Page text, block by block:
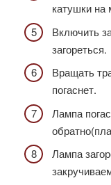
катушки на
Включить
загореться.
Вращать
погаснет.
Лампа
Лампа